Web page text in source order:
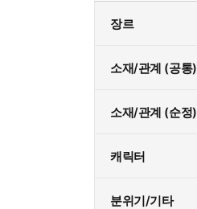
장르
소재/관계 (공통)
소재/관계 (순정)
캐릭터
분위기/기타